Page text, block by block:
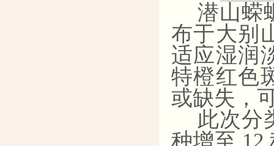
潜山蝾
布于大别
适应湿润
特橙红色
或缺失，
此次分
种增至 12